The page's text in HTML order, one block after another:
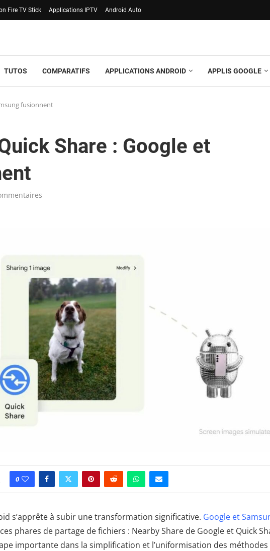
Fire TV Stick Applications IPTV Android Auto
TUTOS COMPARATIFS APPLICATIONS ANDROID APPLIS GOOGLE
fusionnent
Share : Google et
0
s’apprête à subir une transformation significative. Google et
phares de partage de fichiers : Nearby Share de Google et Quick
importante dans la simplification et l’uniformisation des méthodes